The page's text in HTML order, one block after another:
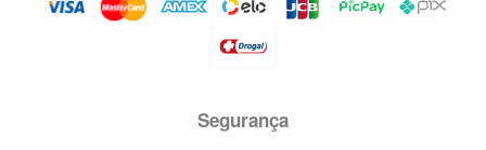
Segurança